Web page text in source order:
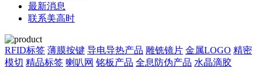
最新消息
联系美高时
RFID标签 薄膜按键 导电导热产品 雕铣镜片 金属LOGO 精密
模切 精品标签 喇叭网 铭板产品 全息防伪产品 水晶滴胶